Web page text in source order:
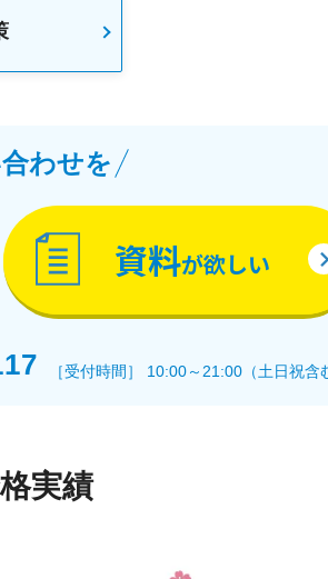
わせを
資料が欲しい
［受付時間］ 10:00～21:00（土日祝含
実績